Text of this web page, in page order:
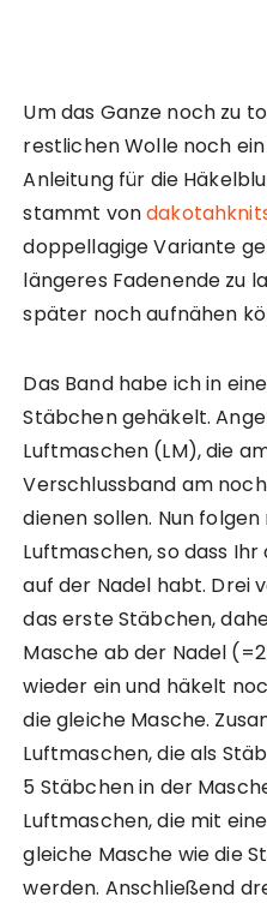
Um das Ganze noch zu
restlichen Wolle noch
Anleitung für die
stammt von
doppellagige Variante
längeres Fadenende zu
später noch aufnähen
Das Band habe ich in
Stäbchen gehäkelt.
Luftmaschen (LM), die
Verschlussband am
dienen sollen. Nun
Luftmaschen, so dass
auf der Nadel habt. Drei
das erste Stäbchen,
Masche ab der Nadel
wieder ein und häkelt
die gleiche Masche.
Luftmaschen, die als
5 Stäbchen in der
Luftmaschen, die mit
gleiche Masche wie die
werden. Anschließend